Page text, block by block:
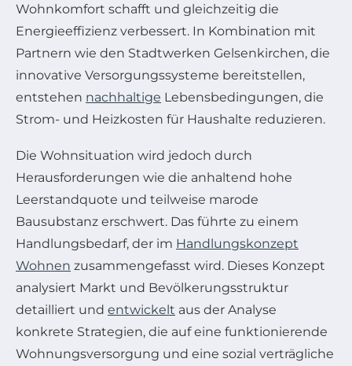
Wohnkomfort schafft und gleichzeitig die
Energieeffizienz verbessert. In Kombination mit
Partnern wie den Stadtwerken Gelsenkirchen, die
innovative Versorgungssysteme bereitstellen,
entstehen nachhaltige Lebensbedingungen, die
Strom- und Heizkosten für Haushalte reduzieren.
Die Wohnsituation wird jedoch durch
Herausforderungen wie die anhaltend hohe
Leerstandquote und teilweise marode
Bausubstanz erschwert. Das führte zu einem
Handlungsbedarf, der im Handlungskonzept
Wohnen zusammengefasst wird. Dieses Konzept
analysiert Markt und Bevölkerungsstruktur
detailliert und entwickelt aus der Analyse
konkrete Strategien, die auf eine funktionierende
Wohnungsversorgung und eine sozial verträgliche